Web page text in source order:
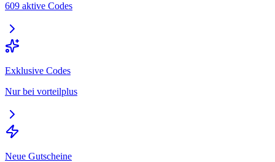
609 aktive Codes
Exklusive Codes
Nur bei vorteilplus
Neue Gutscheine